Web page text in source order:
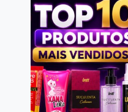
DENTRO
DE
MIM